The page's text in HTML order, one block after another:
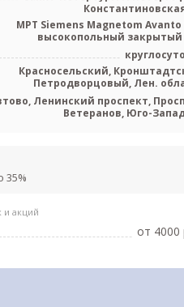
МРТ Siemens Magnetom Avanto
высокопольный закрытый
Красносельский,
Петродворцовый, Лен.
Ленинский проспект,
Ветеранов, Юго-
35%
и акций
от 4000